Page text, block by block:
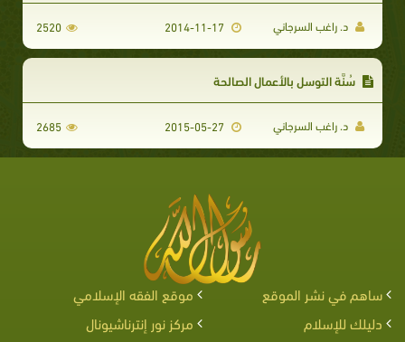
د. راغب السرجاني 2520
سُنَّة التوسل بالأعمال الصالحة
د. راغب السرجاني 2685
ساهم في نشر الموقع
موقع الفقه الإسلامي
دليلك للإسلام
مركز نور إنترناشيونال